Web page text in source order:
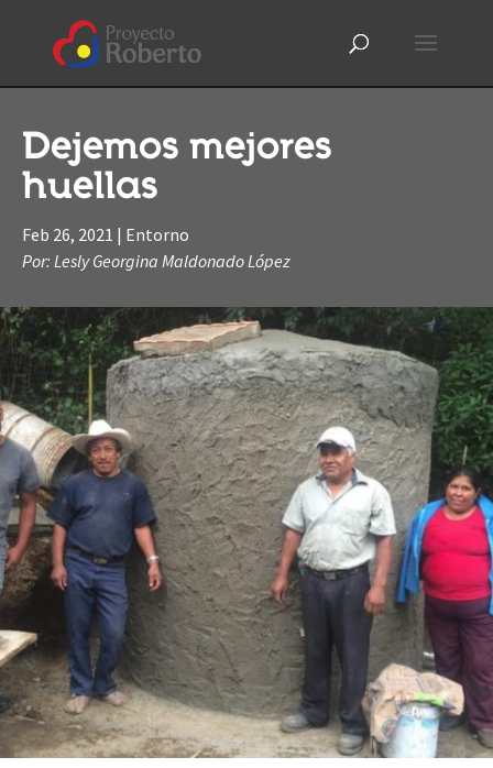
Dejemos mejores
huellas
Feb 26, 2021 | Entorno
Por: Lesly Georgina Maldonado López